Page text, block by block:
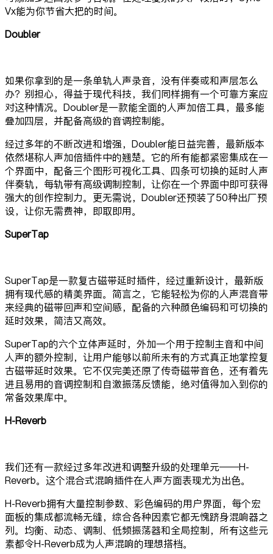
Vx能为你节省大把的时间。
Doubler
如果你拿到的是一条单轨人声录音，没有伴奏或和声层怎么
办？别担心，得益于现代科技，我们同样拥有一个可靠方案应
对这种情况。Doubler是一款能全面的人声加倍工具，最多能
叠加四层，并配备高级的音调控制能。
经过多年的不断改进和增强，Doubler能日益完善，最新版本
依然堪称人声加倍插件中的翘楚。它的所有能都紧密集成在一
个界面中，配备三个图形可视化工具、四条可切换的延时人声
伴奏轨，每轨带有高级调制控制，让你在一个界面中即可获得
强大的创作控制力。更无需说，Doubler还预装了50种出厂预
设，让你无需费神，即取即用。
SuperTap
SuperTap是一款复古磁带延时插件，经过重新设计，最新版
拥有现代感的精美界面。简言之，它能轻松为你的人声混音带
来经典的磁带回声和空间感，配备的六种颜色编码和可切换的
延时效果，简洁又高效。
SuperTap的六个立体声延时，外加一个用于控制主音和中间
人声的额外控制，让用户能够以前所未有的方式真正地掌控复
古磁带延时效果。它不仅完美还原了传奇磁带音色，还有着先
进且易用的音调控制和自激振荡反馈能，绝对值得加入到你的
常备效果库中。
H-Reverb
我们还有一款经过多年改进和调整升级的处理单元——H-
Reverb。这个混合式混响插件在人声方面表现尤为出色。
H-Reverb拥有大量控制参数、彩色编码的用户界面，每个宏
面板的集成都流畅无缝，综合各种因素它都无愧跻身混响器之
列。均衡、动态、调制、低频振荡器和全局控制，所有这些元
素都令H-Reverb成为人声混响的理想搭档。